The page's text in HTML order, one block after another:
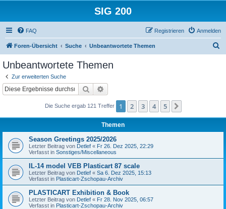
SIG 200
FAQ Anmelden
Registrieren
Foren-Übersicht Suche Unbeantwortete Themen
Unbeantwortete Themen
Zur erweiterten Suche
Suche
Die Suche ergab 121 Treffer 1 2 3 4 5
Themen
Season Greetings 2025/2026
Letzter Beitrag von Detlef « Fr 26. Dez 2025, 22:29
Verfasst in Sonstiges/Miscellaneous
IL-14 model VEB Plasticart 87 scale
Letzter Beitrag von Detlef « Sa 6. Dez 2025, 15:13
Verfasst in Plasticart-Zschopau-Archiv
PLASTICART Exhibition & Book
Letzter Beitrag von Detlef « Fr 28. Nov 2025, 06:57
Verfasst in Plasticart-Zschopau-Archiv